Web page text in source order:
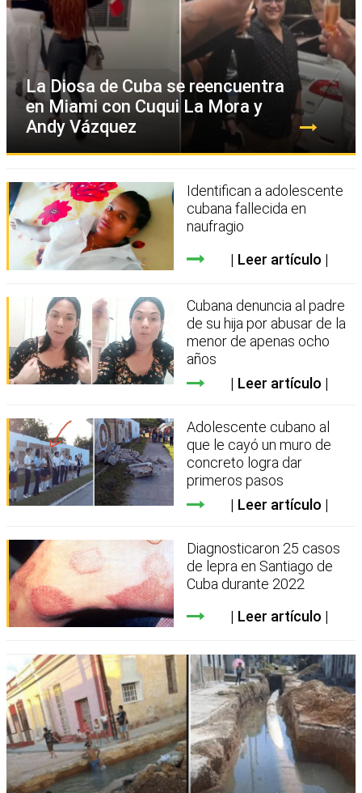
La Diosa de Cuba se reencuentra
en Miami con Cuqui La Mora y
Andy Vázquez
Identifican a adolescente
cubana fallecida en
naufragio
Leer artículo
Cubana denuncia al padre
de su hija por abusar de la
menor de apenas ocho
años
Leer artículo
Adolescente cubano al
que le cayó un muro de
concreto logra dar
primeros pasos
Leer artículo
Diagnosticaron 25 casos
de lepra en Santiago de
Cuba durante 2022
Leer artículo